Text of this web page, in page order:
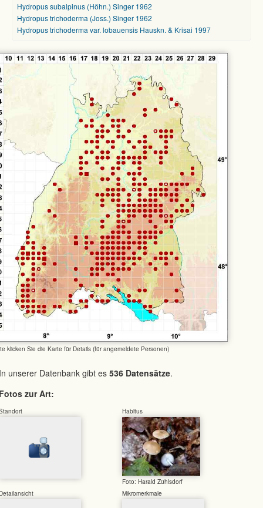
Hydropus subalpinus (Höhn.) Singer 1962
Hydropus trichoderma (Joss.) Singer 1962
Hydropus trichoderma var. lobauensis Hauskn. & Krisai 1997
klicken Sie die Karte für Details (für angemeldete Personen)
unserer Datenbank gibt es 536 Datensätze.
zur Art:
Habitus
Foto: Harald Zühlsdorf
Mikromerkmale